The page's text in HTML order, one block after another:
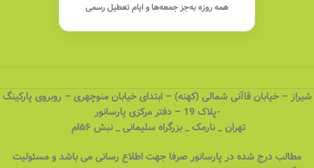
همه روزه به‌جز جمعه‌ها و ایام تعطیل رسمی
شیراز – خیابان قاآنی شمالی (کهنه) – ابتدای خیابان منوچهری – روبروی پارکینگ
-پلاک 19 – دفتر مرکزی پارسانور
تهران _ نارمک _ بزرگراه سلیمانی _ نبش ۵۶ام
مطالب درج شده در پارسانور صرفا جهت اطلاع رسانی می باشد و مسئولیت